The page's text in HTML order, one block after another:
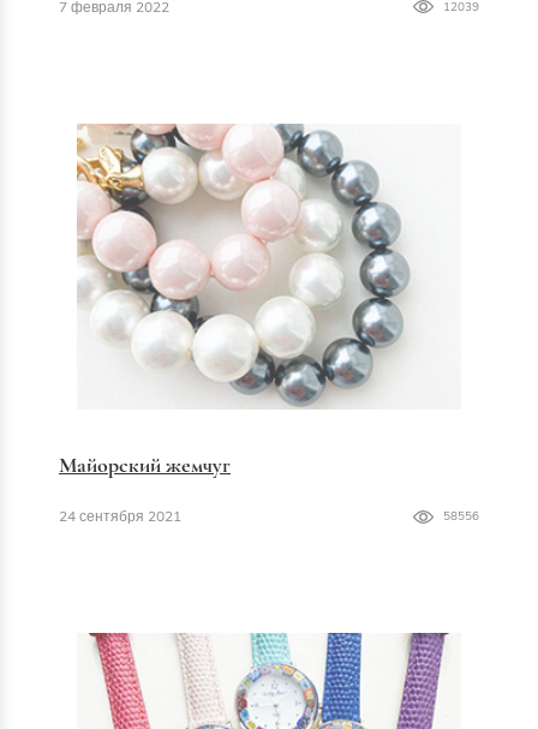
7 февраля 2022 12039
Майорский жемчуг
24 сентября 2021 58556